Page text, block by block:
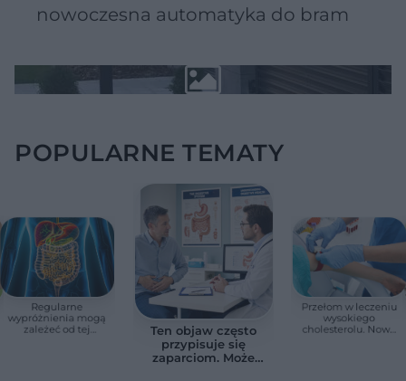
nowoczesna automatyka do bram
POPULARNE TEMATY
Regularne
wypróżnienia mogą
zależeć od tej
Ten objaw często
przypisuje się
zaparciom. Może
Przełom w leczeniu
wysokiego
cholesterolu. Nowa